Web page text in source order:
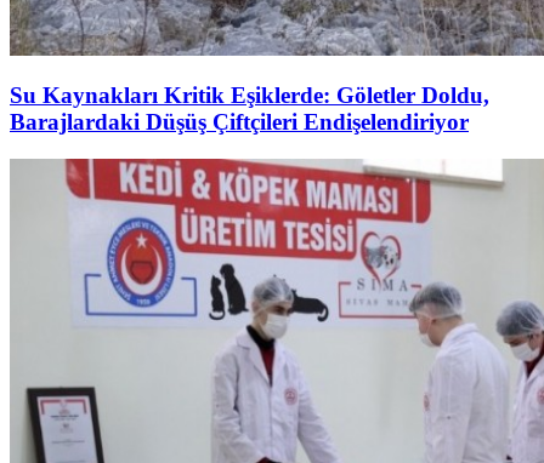
Su Kaynakları Kritik Eşiklerde: Göletler Doldu,
Barajlardaki Düşüş Çiftçileri Endişelendiriyor